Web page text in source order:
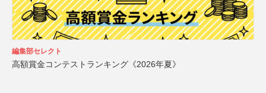
編集部セレクト
高額賞金コンテストランキング《2026年夏》